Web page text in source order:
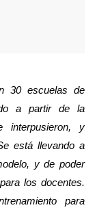
30 escuelas de
a partir de la
interpusieron, y
está llevando a
y de poder
los docentes.
para